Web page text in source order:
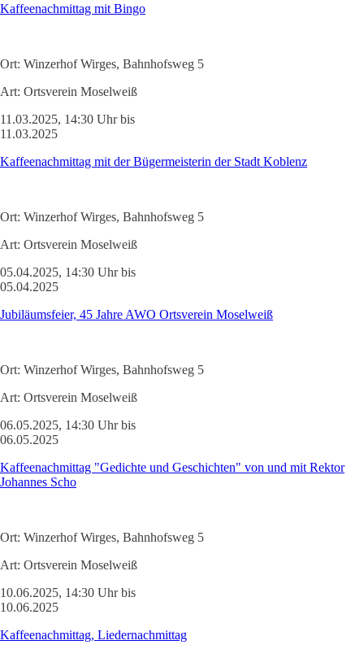
Kaffeenachmittag mit Bingo
Ort: Winzerhof Wirges, Bahnhofsweg 5
Art: Ortsverein Moselweiß
11.03.2025, 14:30 Uhr bis
11.03.2025
Kaffeenachmittag mit der Bügermeisterin der Stadt Koblenz
Ort: Winzerhof Wirges, Bahnhofsweg 5
Art: Ortsverein Moselweiß
05.04.2025, 14:30 Uhr bis
05.04.2025
Jubiläumsfeier, 45 Jahre AWO Ortsverein Moselweiß
Ort: Winzerhof Wirges, Bahnhofsweg 5
Art: Ortsverein Moselweiß
06.05.2025, 14:30 Uhr bis
06.05.2025
Kaffeenachmittag "Gedichte und Geschichten" von und mit Rektor
Johannes Scho
Ort: Winzerhof Wirges, Bahnhofsweg 5
Art: Ortsverein Moselweiß
10.06.2025, 14:30 Uhr bis
10.06.2025
Kaffeenachmittag, Liedernachmittag